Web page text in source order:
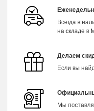
Всегда в
на складе в
Делаем
Если вы
Мы